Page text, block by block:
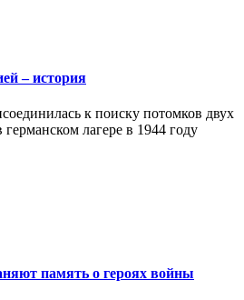
– история
к поиску потомков двух
лагере в 1944 году
память о героях войны